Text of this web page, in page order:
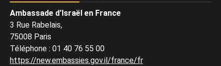
Ambassade d’Israël en France
3 Rue Rabelais,
75008 Paris
Téléphone : 01 40 76 55 00
https://new.embassies.gov.il/france/fr